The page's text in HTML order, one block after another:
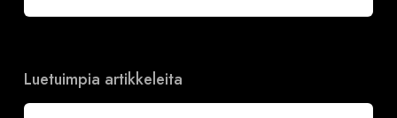
Luetuimpia artikkeleita